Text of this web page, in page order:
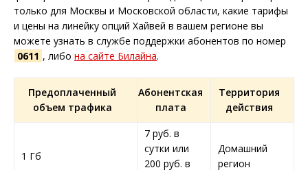
только для Москвы и Московской области, какие тарифы
и цены на линейку опций Хайвей в вашем регионе вы
можете узнать в службе поддержки абонентов по номер
0611 , либо на сайте Билайна.
Предоплаченный
объем трафика
Абонентская
плата
Территория
действия
1 Гб
7 руб. в
сутки или
200 руб. в
Домашний
регион